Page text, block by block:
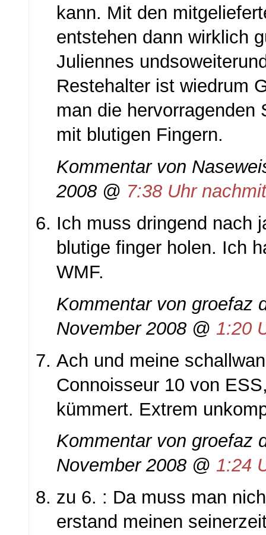
kann. Mit den
entstehen dann wirklich
Juliennes
Restehalter ist wiedrum
man die hervorragenden
mit blutigen Fingern.
Kommentar von
2008 @ 7:38 Uhr
Ich muss dringend nach
blutige finger holen. Ich
WMF.
Kommentar von groefaz
November 2008 @ 1:20
Ach und meine
Connoisseur 10 von
kümmert. Extrem
Kommentar von groefaz
November 2008 @ 1:24
zu 6. : Da muss man
erstand meinen